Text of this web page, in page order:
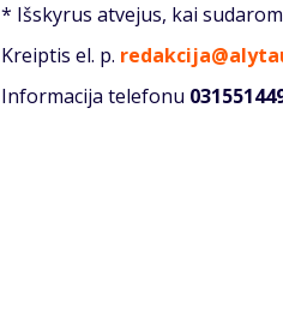
* Išskyrus atvejus, kai
Kreiptis el. p.
Informacija telefonu